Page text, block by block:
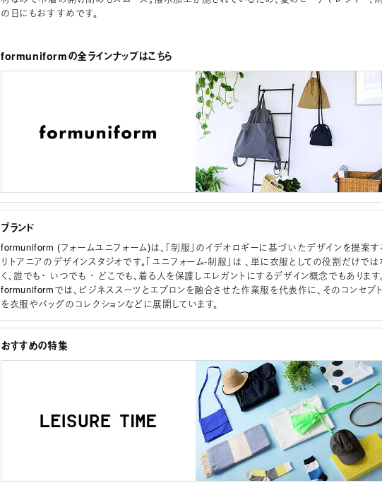
の日にもおすすめです。
formuniformの全ラインナップはこちら
ブランド
formuniform (フォームユニフォーム)は、「制服」のイデオロギーに基づいたデザインを提案す
リトアニアのデザインスタジオです。「ユニフォーム-制服」は 、単に衣服としての役割だけでは
く、誰でも・ いつでも ・ どこでも、着る人を保護しエレガントにするデザイン概念でもあります
formuniformでは、ビジネススーツとエプロンを融合させた作業服を代表作に、そのコンセプ
を衣服やバッグのコレクションなどに展開しています。
おすすめの特集